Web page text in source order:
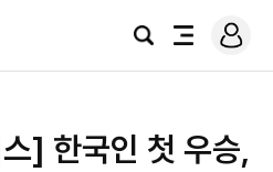
검
전
로
그
] 한국인 첫 우승,